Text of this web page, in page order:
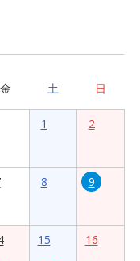
金 土 日
1 2
8 9
15
16